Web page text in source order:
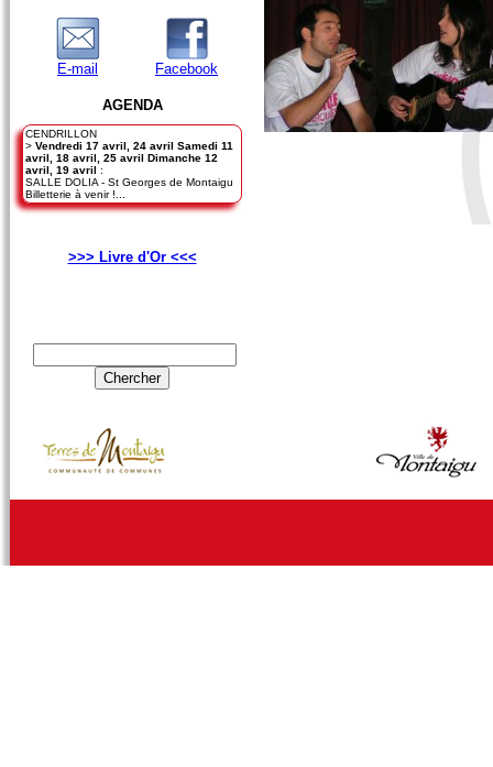
E-mail Facebook
AGENDA
CENDRILLON
> Vendredi 17 avril, 24 avril Samedi 11
avril, 18 avril, 25 avril Dimanche 12
avril, 19 avril :
SALLE DOLIA - St Georges de Montaigu
Billetterie à venir !...
>>> Livre d'Or <<<